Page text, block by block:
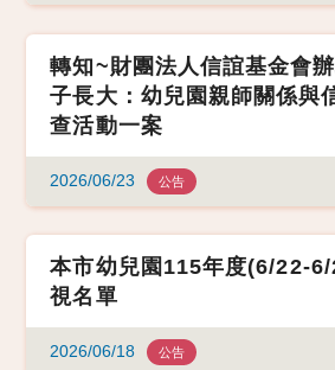
轉知~財團法人信誼基金會
子長大：幼兒園親師關係與
查活動一案
2026/06/23 公告
本市幼兒園115年度(6/22-
視名單
2026/06/18 公告